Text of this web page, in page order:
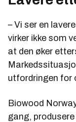
– Vi ser en
virker ikke som
at den øker
utfordringen for
Biowood
gang,